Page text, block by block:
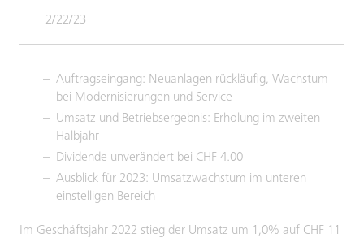
2/22/23
Auftragseingang: Neuanlagen rückläufig, Wachstum
bei Modernisierungen und Service
Umsatz und Betriebsergebnis: Erholung im zweiten
Halbjahr
Dividende unverändert bei CHF 4.00
Ausblick für 2023: Umsatzwachstum im unteren
einstelligen Bereich
Im Geschäftsjahr 2022 stieg der Umsatz um 1,0% auf CHF 11